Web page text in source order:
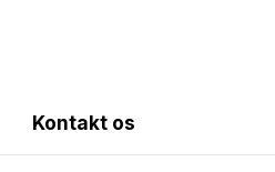
Kontakt os